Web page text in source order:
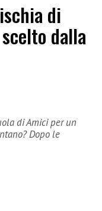
di
dalla
di Amici per un
Dopo le